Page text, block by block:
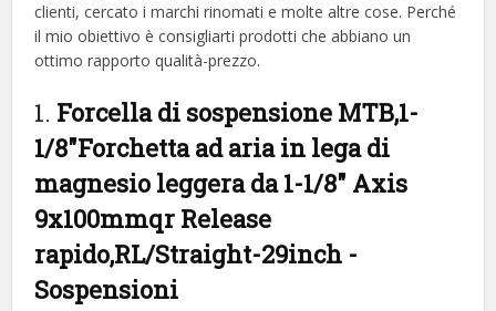
clienti, cercato i marchi rinomati e molte altre cose. Perché
il mio obiettivo è consigliarti prodotti che abbiano un
ottimo rapporto qualità-prezzo.
1. Forcella di sospensione MTB,1-
1/8″Forchetta ad aria in lega di
magnesio leggera da 1-1/8″ Axis
9x100mmqr Release
rapido,RL/Straight-29inch -
Sospensioni